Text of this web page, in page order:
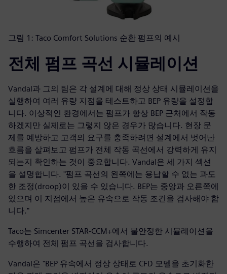
그림 1: Taco Comfort Solutions 순환 펌프의 예시
전체 펌프 곡선 시뮬레이션
Vandal과 그의 팀은 각 설계에 대해 정상 상태 시뮬레이션을
실행하여 여러 유량 지점을 테스트하고 BEP 유량을 설정합
니다. 이상적인 환경에서는 펌프가 항상 BEP 근처에서 작동
하겠지만 실제로는 그렇지 않은 경우가 많습니다. 현장 문
제를 예방하고 고객의 요구를 충족하려면 설계에서 벗어난
흐름을 살펴보고 펌프가 전체 작동 곡선에서 강력하게 유지
되는지 확인하는 것이 중요합니다. Vandal은 세 가지 섹션
을 설명합니다. "펌프 곡선의 왼쪽에는 용납할 수 없는 과도
한 조정(droop)이 있을 수 있습니다. BEP는 중앙과 오른쪽에
있으며 이 지점에서 높은 유속으로 작동 조건을 검사해야 합
니다."
Taco는 Simcenter STAR-CCM+에서 불안정한 시뮬레이션을
수행하여 전체 펌프 곡선을 검사합니다.
Vandal은 "BEP 유속에서 정상 상태로 CFD 모델을 초기화한